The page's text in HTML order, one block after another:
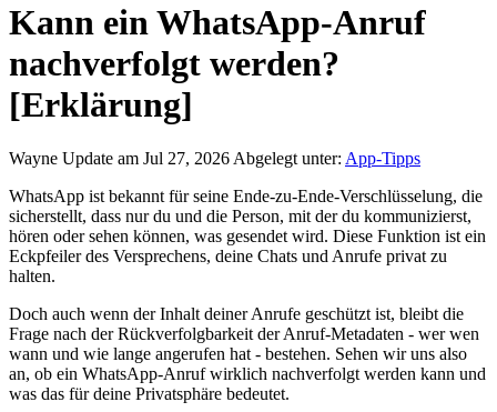
Kann ein WhatsApp-Anruf
nachverfolgt werden?
[Erklärung]
Wayne Update am Jul 27, 2026 Abgelegt unter: App-Tipps
WhatsApp ist bekannt für seine Ende-zu-Ende-Verschlüsselung, die
sicherstellt, dass nur du und die Person, mit der du kommunizierst,
hören oder sehen können, was gesendet wird. Diese Funktion ist ein
Eckpfeiler des Versprechens, deine Chats und Anrufe privat zu
halten.
Doch auch wenn der Inhalt deiner Anrufe geschützt ist, bleibt die
Frage nach der Rückverfolgbarkeit der Anruf-Metadaten - wer wen
wann und wie lange angerufen hat - bestehen. Sehen wir uns also
an, ob ein WhatsApp-Anruf wirklich nachverfolgt werden kann und
was das für deine Privatsphäre bedeutet.